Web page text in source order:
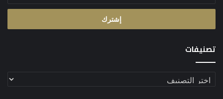
الإلكتروني
تصنيفات
تصنيفات